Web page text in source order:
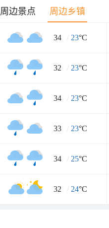
周边景点 周边乡镇
34 / 23°C
32 / 23°C
34 / 23°C
33 / 23°C
34 / 25°C
32 / 24°C